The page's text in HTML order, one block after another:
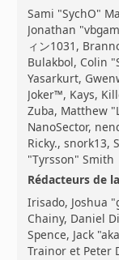
Sami "SychO"
Jonathan
ィン1031,
Bulakbol, Colin
Yasarkurt,
Joker™, Kays,
Zuba, Matthew
NanoSector,
Ricky., snork13,
"Tyrsson" Smith
Rédacteurs de
Irisado, Joshua
Chainy, Daniel
Spence, Jack
Trainor et Peter